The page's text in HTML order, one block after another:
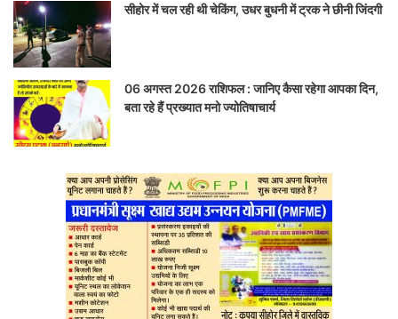
सीहोर में चल रही थी चेकिंग, उधर बुधनी में ट्रक ने छीनी जिंदगी
06 अगस्त 2026 राशिफल : जानिए कैसा रहेगा आपका दिन,
बता रहे हैं प्रख्यात मनो ज्योतिषाचार्य